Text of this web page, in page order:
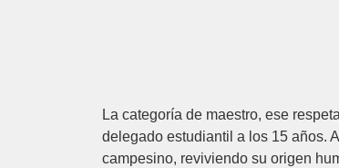
La categoría de maestro, ese
delegado estudiantil a los 15 años.
campesino, reviviendo su origen